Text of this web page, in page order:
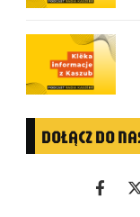
DOŁĄCZ DO